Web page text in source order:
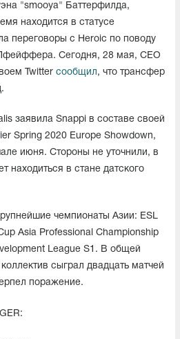
"smooya" Баттерфилда,
находится в статусе
переговоры с Heroic по поводу
Сегодня, 28 мая, CEO
Twitter сообщил, что трансфер
заявила Snappi в составе своей
Spring 2020 Europe Showdown,
июня. Стороны не уточнили, в
находиться в стане датского
чемпионаты Азии: ESL
Asia Professional Championship
League S1. В общей
сыграл двадцать матчей
поражение.